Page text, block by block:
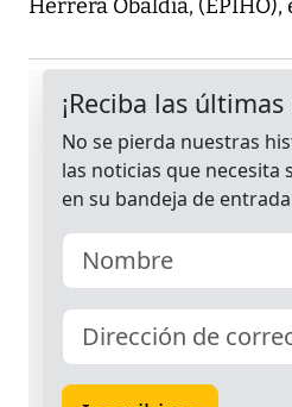
Herrera Obaldía, (EPIHO),